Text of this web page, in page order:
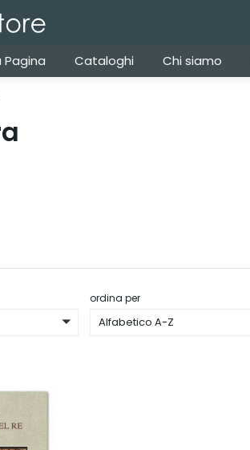
Pagina Cataloghi Chi siamo
ordina per
Alfabetico A-Z